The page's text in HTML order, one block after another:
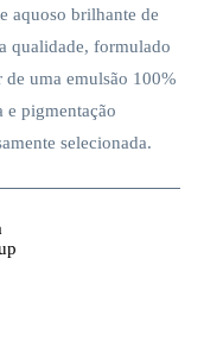
aquoso brilhante de
qualidade, formulado
de uma emulsão 100%
e pigmentação
selecionada.